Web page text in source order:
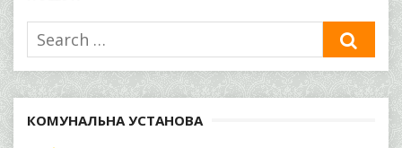
Search
for:
КОМУНАЛЬНА УСТАНОВА